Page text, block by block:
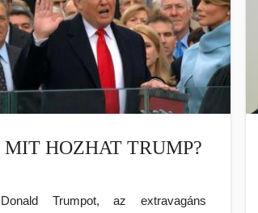
MIT HOZHAT TRUMP?
Donald Trumpot, az extravagáns